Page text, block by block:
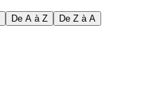
De A à Z De Z à A